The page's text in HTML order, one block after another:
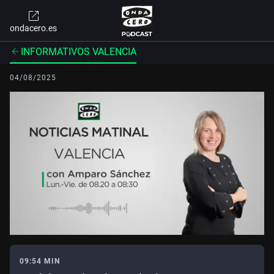
ondacero.es
INFORMATIVOS VALENCIA
04/08/2025
09:54 MIN